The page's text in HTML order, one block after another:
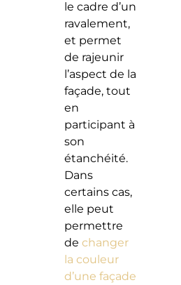
le cadre d’un
ravalement,
et permet
de rajeunir
l’aspect de la
façade, tout
en
participant à
son
étanchéité.
Dans
certains cas,
elle peut
permettre
de changer
la couleur
d’une façade